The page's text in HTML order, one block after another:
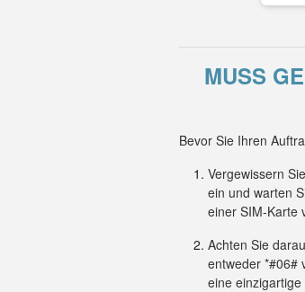
MUSS
Bevor Sie Ihren
Vergewissern
ein und warten
einer SIM-Karte
Achten Sie
entweder *#06#
eine